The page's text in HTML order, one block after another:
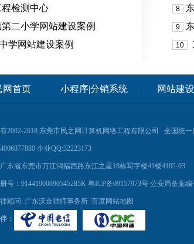
检测中心
二小学网站建设案例
学网站建设案例
8
9
10
网首页 小程序|分销系统 网站建设
2002-2018 东莞市民之网计算机网络工程有限公司 全国统一
企业QQ:32223173
东省东莞市万江鸿福西路东江之星18栋写字楼41楼4102-03
号：91441900690545285K 粤ICP备09157973号 公安局备案编
顾问: 广东沃金律师事务所 百度网站地图
：